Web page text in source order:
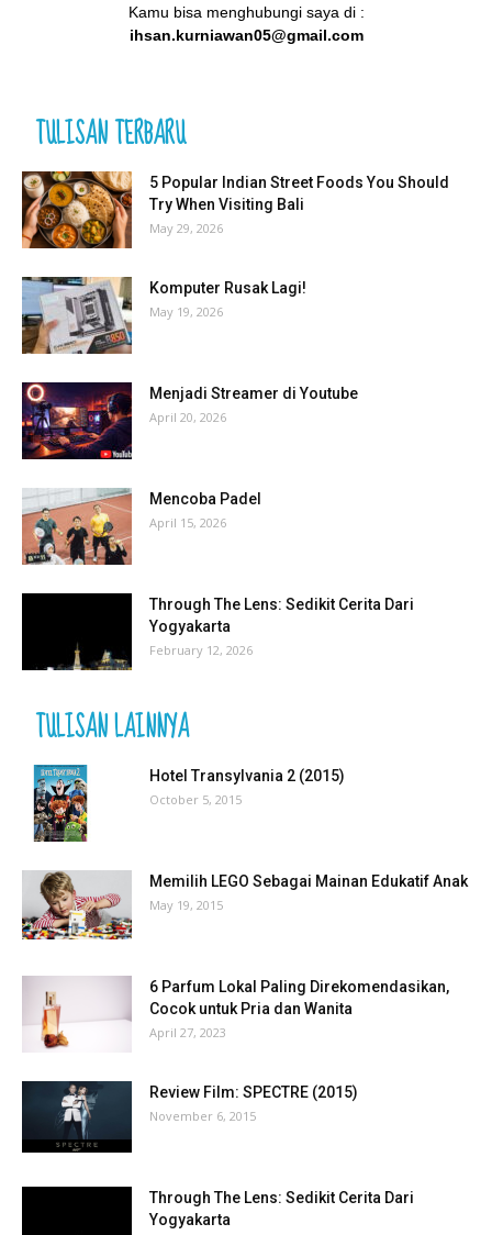
Kamu bisa menghubungi saya di :
ihsan.kurniawan05@gmail.com
TULISAN TERBARU
5 Popular Indian Street Foods You Should
Try When Visiting Bali
May 29, 2026
Komputer Rusak Lagi!
May 19, 2026
Menjadi Streamer di Youtube
April 20, 2026
Mencoba Padel
April 15, 2026
Through The Lens: Sedikit Cerita Dari
Yogyakarta
February 12, 2026
TULISAN LAINNYA
Hotel Transylvania 2 (2015)
October 5, 2015
Memilih LEGO Sebagai Mainan Edukatif Anak
May 19, 2015
6 Parfum Lokal Paling Direkomendasikan,
Cocok untuk Pria dan Wanita
April 27, 2023
Review Film: SPECTRE (2015)
November 6, 2015
Through The Lens: Sedikit Cerita Dari
Yogyakarta